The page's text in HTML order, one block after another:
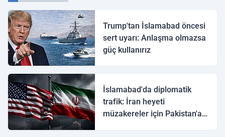
Trump'tan İslamabad öncesi
sert uyarı: Anlaşma olmazsa
güç kullanırız
İslamabad'da diplomatik
trafik: İran heyeti
müzakereler için Pakistan'a